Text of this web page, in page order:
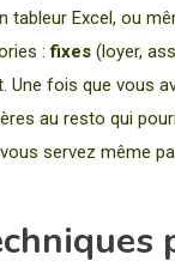
tableur Excel, ou
:fixes (loyer,
Une fois que vous
au resto qui
servez même